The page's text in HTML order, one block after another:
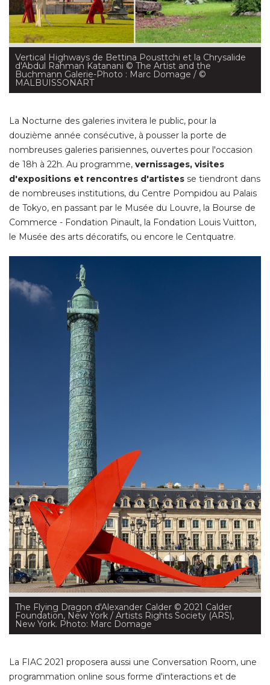
Vertical Highways de Bettina Pousttchi et la Chrysalide
d'Abdul Rahman Katanani © The Artist and the
Buchmann Galerie-Photo : Marc Domage / ©
MALBUISSONART
La Nocturne des galeries invitera le public, pour la
douzième année consécutive, à pousser la porte de
nombreuses galeries parisiennes, ouvertes pour l'occasion
de 18h à 22h. Au programme, vernissages, visites
d'expositions et rencontres d'artistes se tiendront dans
de nombreuses institutions, du Centre Pompidou au Palais
de Tokyo, en passant par le Musée du Louvre, la Bourse de
Commerce - Fondation Pinault, la Fondation Louis Vuitton,
le Musée des arts décoratifs, ou encore le Centquatre.
The Flying Dragon d'Alexander Calder © 2021 Calder
Foundation, New York / Artists Rights Society (ARS),
New York. Photo: Marc Domage
La FIAC 2021 proposera aussi une Conversation Room, une
programmation online sous forme d'interactions et de